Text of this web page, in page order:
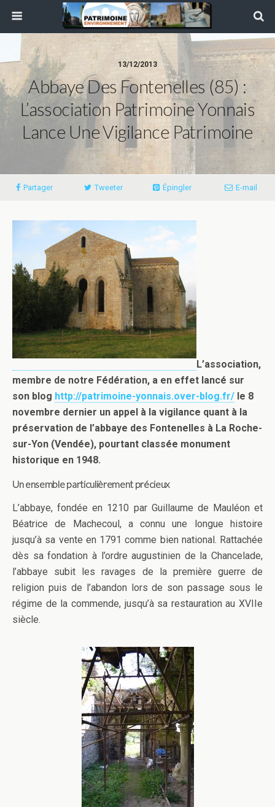
13/12/2013
Abbaye Des Fontenelles (85) :
L’association Patrimoine Yonnais
Lance Une Vigilance Patrimoine
Partager Tweeter Épingler E-mail
L’association,
membre de notre Fédération, a en effet lancé sur
son blog http://patrimoine-yonnais.over-blog.fr/ le 8
novembre dernier un appel à la vigilance quant à la
préservation de l’abbaye des Fontenelles à La Roche-
sur-Yon (Vendée), pourtant classée monument
historique en 1948.
Un ensemble particulièrement précieux
L’abbaye, fondée en 1210 par Guillaume de Mauléon et
Béatrice de Machecoul, a connu une longue histoire
jusqu’à sa vente en 1791 comme bien national. Rattachée
dès sa fondation à l’ordre augustinien de la Chancelade,
l’abbaye subit les ravages de la première guerre de
religion puis de l’abandon lors de son passage sous le
régime de la commende, jusqu’à sa restauration au XVIIe
siècle.